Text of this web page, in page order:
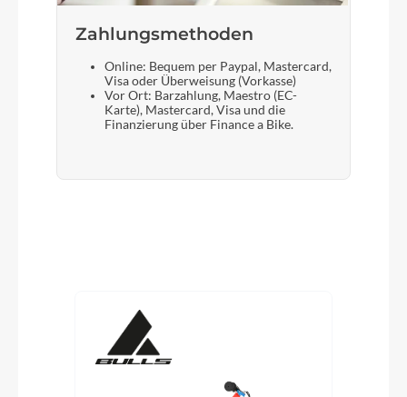
Zahlungsmethoden
Online: Bequem per Paypal, Mastercard,
Visa oder Überweisung (Vorkasse)
Vor Ort: Barzahlung, Maestro (EC-
Karte), Mastercard, Visa und die
Finanzierung über Finance a Bike.